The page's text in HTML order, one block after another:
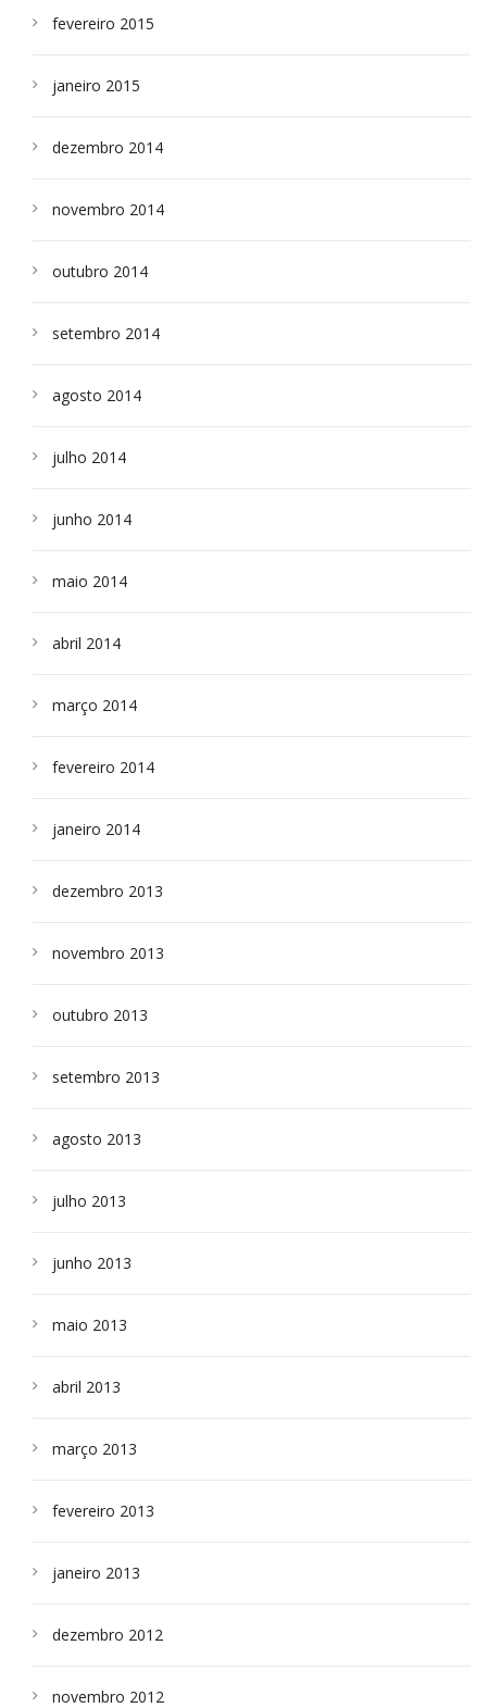
fevereiro 2015
janeiro 2015
dezembro 2014
novembro 2014
outubro 2014
setembro 2014
agosto 2014
julho 2014
junho 2014
maio 2014
abril 2014
março 2014
fevereiro 2014
janeiro 2014
dezembro 2013
novembro 2013
outubro 2013
setembro 2013
agosto 2013
julho 2013
junho 2013
maio 2013
abril 2013
março 2013
fevereiro 2013
janeiro 2013
dezembro 2012
novembro 2012